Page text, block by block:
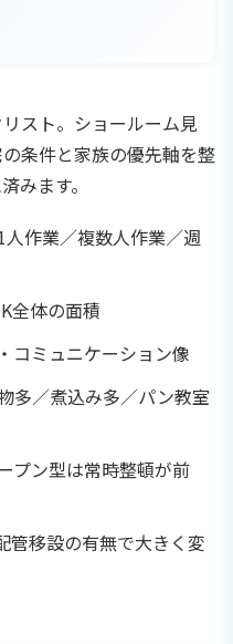
スト。ショールーム見
条件と家族の優先軸を整
みます。
作業／複数人作業／週
全体の面積
コミュニケーション像
多／煮込み多／パン教室
プン型は常時整頓が前
管移設の有無で大きく変